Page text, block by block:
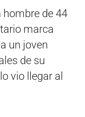
hombre de 44
marca
un joven
de su
vio llegar al